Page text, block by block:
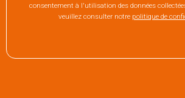
consentement à l'utilisation des données
veuillez consulter notre politique de